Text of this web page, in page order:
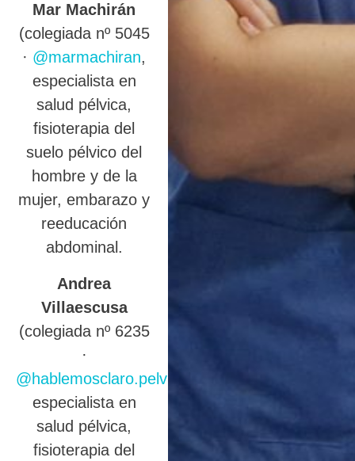
Mar Machirán
(colegiada nº 5045
· @marmachiran,
especialista en
salud pélvica,
fisioterapia del
suelo pélvico del
hombre y de la
mujer, embarazo y
reeducación
abdominal.
Andrea
Villaescusa
(colegiada nº 6235
·
@hablemosclaro.pelvic
),
especialista en
salud pélvica,
fisioterapia del